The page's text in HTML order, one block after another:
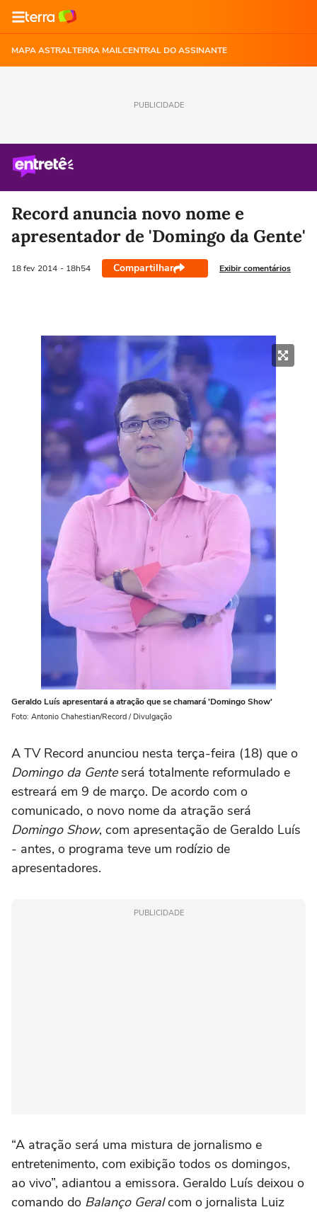
MAPA ASTRALTERRA MAILCENTRAL DO ASSINANTE
PUBLICIDADE
Record anuncia novo nome e
apresentador de 'Domingo da Gente'
18 fev 2014 - 18h54 Compartilhar Exibir comentários
Geraldo Luís apresentará a atração que se chamará 'Domingo Show'
Foto: Antonio Chahestian/Record / Divulgação
A TV Record anunciou nesta terça-feira (18) que o
Domingo da Genteserá totalmente reformulado e
estreará em 9 de março. De acordo com o
comunicado, o novo nome da atração será
Domingo Show, com apresentação de Geraldo Luís
- antes, o programa teve um rodízio de
apresentadores.
PUBLICIDADE
“A atração será uma mistura de jornalismo e
entretenimento, com exibição todos os domingos,
ao vivo”, adiantou a emissora. Geraldo Luís deixou o
comando do Balanço Geralcom o jornalista Luiz